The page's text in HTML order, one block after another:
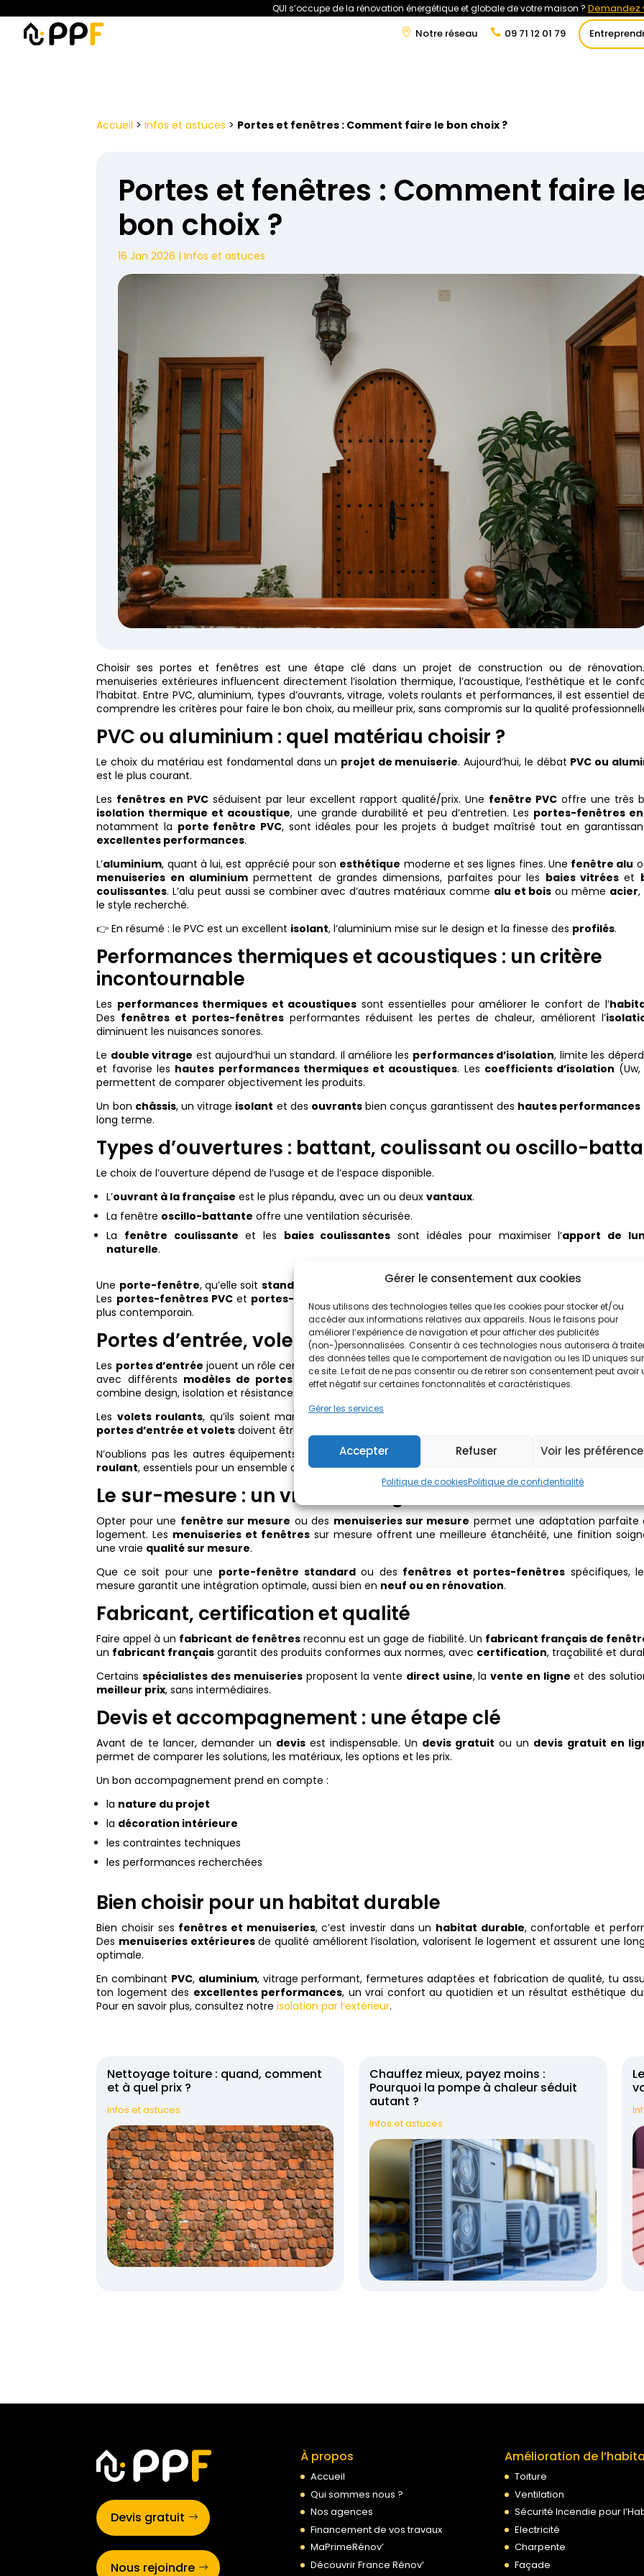
Gérer le consentement aux cookies
Nous utilisons des technologies telles que les cookies pour stocker et/ou
accéder aux informations relatives aux appareils. Nous le faisons pour
améliorer l’expérience de navigation et pour afficher des publicités
(non-)personnalisées. Consentir à ces technologies nous autorisera à
des données telles que le comportement de navigation ou les ID uniques sur
ce site. Le fait de ne pas consentir ou de retirer son consentement peut avoir
effet négatif sur certaines fonctonnalités et caractéristiques.
Gérer les services
Accepter Refuser Voir les
Politique de cookiesPolitique de confidentialité
QUI s’occupe de la rénovation énergétique et globale de votre maison ? Demandez
Notre réseau
09 71 12 01 79
Rénovation Énergétique Énergies Renouvelables
Accueil >Infos et astuces > Portes et fenêtres : Comment faire le bon choix ?
Portes et fenêtres : Comment faire
bon choix ?
16 Jan 2026 |Infos et astuces
Choisir ses portes et fenêtres est une étape clé dans un projet de construction ou de
menuiseries extérieures influencent directement l’isolation thermique, l’acoustique, l’esthétique et le
l’habitat. Entre PVC, aluminium, types d’ouvrants, vitrage, volets roulants et performances, il est essentiel
comprendre les critères pour faire le bon choix, au meilleur prix, sans compromis sur la qualité
PVC ou aluminium : quel matériau choisir ?
Le choix du matériau est fondamental dans un projet de menuiserie. Aujourd’hui, le débat PVC ou
est le plus courant.
Les fenêtres en PVC séduisent par leur excellent rapport qualité/prix. Une fenêtre PVCoffre une très
isolation thermique et acoustique, une grande durabilité et peu d’entretien. Les portes-fenêtres en
notamment la porte fenêtre PVC, sont idéales pour les projets à budget maîtrisé tout en
excellentes performances.
L’aluminium, quant à lui, est apprécié pour son esthétique moderne et ses lignes fines. Une fenêtre alu
menuiseries en aluminium permettent de grandes dimensions, parfaites pour les baies vitrées et
coulissantes. L’alu peut aussi se combiner avec d’autres matériaux comme alu et bois ou même acier,
le style recherché.
👉 En résumé : le PVC est un excellent isolant, l’aluminium mise sur le design et la finesse des profilés.
Performances thermiques et acoustiques : un critère
incontournable
Les performances thermiques et acoustiques sont essentielles pour améliorer le confort de l’
Des fenêtres et portes-fenêtresperformantes réduisent les pertes de chaleur, améliorent l’
diminuent les nuisances sonores.
Le double vitrage est aujourd’hui un standard. Il améliore les performances d’isolation, limite les
et favorise les hautes performances thermiques et acoustiques. Les coefficients d’isolation
permettent de comparer objectivement les produits.
Un bon châssis, un vitrage isolant et des ouvrants bien conçus garantissent des hautes performances
long terme.
Types d’ouvertures : battant, coulissant ou oscillo-
Le choix de l’ouverture dépend de l’usage et de l’espace disponible.
L’ouvrant à la française est le plus répandu, avec un ou deuxvantaux.
La fenêtre oscillo-battante offre une ventilation sécurisée.
La fenêtre coulissante et les baies coulissantes sont idéales pour maximiser l’apport de
naturelle.
Une porte-fenêtre, qu’elle soit standard sur mesure, permet de relier intérieur et extérieur avec
Les portes-fenêtres PVCet portes-fenêtres sur mesure
s’adaptent à tous les projets, du plus
plus contemporain.
Portes d’entrée, volets et fermetures : sécurité et
Les portes d’entrée jouent un rôle central dans l’esthétique et la sécurité. Il existe une largegamme de
avec différents modèles de portes d’entrée, matériaux,colorisetfinition. Une bonneporte
combine design, isolation et résistance.
Les volets roulants, qu’ils soient manuels ou motorisés, renforcent l’
portes d’entrée et volets doivent être pensés ensemble pour une façade harmonieuse.
N’oublions pas les autres équipements comme leportail porte de garage store , ou encore le
roulant, essentiels pour un ensemble cohérent et fonctionnel.
Le sur-mesure : un vrai avantage
Opter pour une fenêtre sur mesure ou des menuiseries sur mesure permet une adaptation parfaite
logement. Les menuiseries et fenêtressur mesure offrent une meilleure étanchéité, une finition
une vraie qualité sur mesure.
Que ce soit pour une porte-fenêtre standardou des fenêtres et portes-fenêtres spécifiques,
mesure garantit une intégration optimale, aussi bien en neuf ou en rénovation.
Fabricant, certification et qualité
Faire appel à un fabricant de fenêtresreconnu est un gage de fiabilité. Un fabricant français de
un fabricant français garantit des produits conformes aux normes, avec certification, traçabilité et
Certainsspécialistes des menuiseriesproposent la vente direct usine, lavente en ligne et des
meilleur prix, sans intermédiaires.
Devis et accompagnement : une étape clé
Avant de te lancer, demander un devisest indispensable. Un devis gratuit ou un devis gratuit en
permet de comparer les solutions, les matériaux, les options et les prix.
Un bon accompagnement prend en compte :
la nature du projet
la décoration intérieure
les contraintes techniques
les performances recherchées
Bien choisir pour un habitat durable
Bien choisir ses fenêtres et menuiseries, c’est investir dans un habitat durable, confortable et
Des menuiseries extérieuresde qualité améliorent l’isolation, valorisent le logement et assurent une
optimale.
En combinant PVC, aluminium, vitrage performant, fermetures adaptées et fabrication de qualité, tu
ton logement des excellentes performances, un vrai confort au quotidien et un résultat esthétique
Pour en savoir plus, consultez notreisolation par l’extérieur.
Nettoyage toiture : quand, comment
et à quel prix ?
Infos et astuces
Chauffez mieux, payez moins :
Pourquoi la pompe à chaleur séduit
autant ?
Infos et astuces
Devis gratuit
Nous rejoindre
À propos
Accueil
Qui sommes nous ?
Nos agences
Financement de vos travaux
MaPrimeRénov’
Découvrir France Rénov’
Amélioration de
Toiture
Ventilation
Sécurité Incendie pour
Electricité
Charpente
Façade